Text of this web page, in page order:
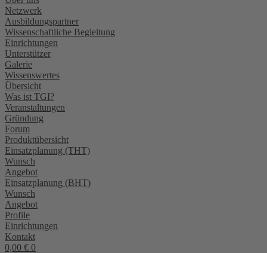
Netzwerk
Ausbildungspartner
Wissenschaftliche Begleitung
Einrichtungen
Unterstützer
Galerie
Wissenswertes
Übersicht
Was ist TGI?
Veranstaltungen
Gründung
Forum
Produktübersicht
Einsatzplanung (THT)
Wunsch
Angebot
Einsatzplanung (BHT)
Wunsch
Angebot
Profile
Einrichtungen
Kontakt
0,00 € 0